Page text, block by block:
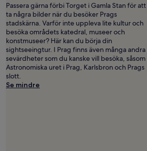
Passera gärna förbi Torget i Gamla Stan för att
ta några bilder när du besöker Prags
stadskärna. Varför inte uppleva lite kultur och
besöka områdets katedral, museer och
konstmuseer? Här kan du börja din
sightseeingtur. I Prag finns även många andra
sevärdheter som du kanske vill besöka, såsom
Astronomiska uret i Prag, Karlsbron och Prags
slott.
Se mindre